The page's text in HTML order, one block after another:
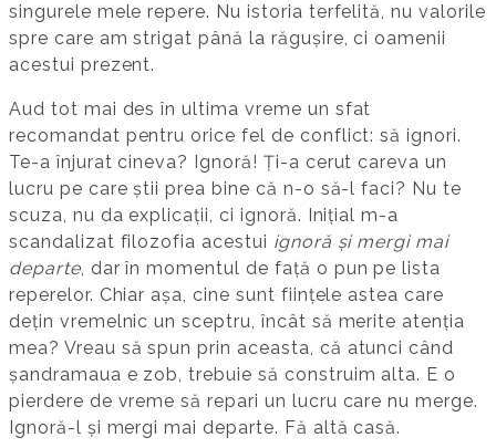
singurele mele repere. Nu istoria terfelită, nu valorile
spre care am strigat până la răgușire, ci oamenii
acestui prezent.
Aud tot mai des în ultima vreme un sfat
recomandat pentru orice fel de conflict: să ignori.
Te-a înjurat cineva? Ignoră! Ți-a cerut careva un
lucru pe care știi prea bine că n-o să-l faci? Nu te
scuza, nu da explicații, ci ignoră. Inițial m-a
scandalizat filozofia acestui ignoră și mergi mai
departe, dar în momentul de față o pun pe lista
reperelor. Chiar așa, cine sunt ființele astea care
dețin vremelnic un sceptru, încât să merite atenția
mea? Vreau să spun prin aceasta, că atunci când
șandramaua e zob, trebuie să construim alta. E o
pierdere de vreme să repari un lucru care nu merge.
Ignoră-l și mergi mai departe. Fă altă casă.